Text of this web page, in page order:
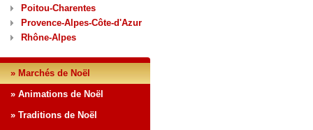
Poitou-Charentes
Provence-Alpes-Côte-d'Azur
Rhône-Alpes
» Marchés de Noël
» Animations de Noël
» Traditions de Noël